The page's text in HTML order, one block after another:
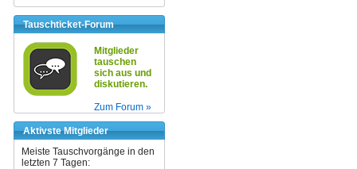
Tauschticket-Forum
Mitglieder
tauschen
sich aus und
diskutieren.
Zum Forum »
Aktivste Mitglieder
Meiste Tauschvorgänge in den
letzten 7 Tagen: